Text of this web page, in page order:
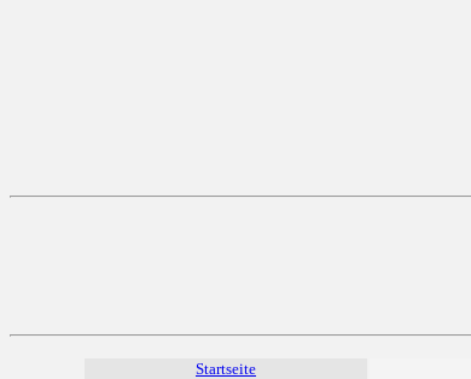
Startseite